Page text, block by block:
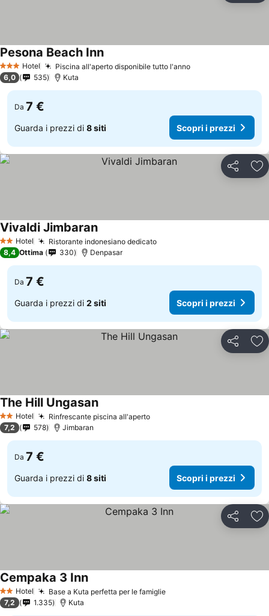
3 StelleHotel Piscina all'aperto disponibile tutto l'annoScopri i prezzi
Pesona Beach InnScopri i prezzi
6,0 535 Kuta
Da 7 €
Guarda i prezzi di 8 siti Scopri i prezzi
Condividi
2 StelleHotel Ristorante indonesiano dedicatoScopri i prezzi
Vivaldi JimbaranScopri i prezzi
8,4 Ottima 330 Denpasar
Da 7 €
Guarda i prezzi di 2 siti Scopri i prezzi
Condividi
2 StelleHotel Rinfrescante piscina all'apertoScopri i prezzi
The Hill UngasanScopri i prezzi
7,2 578 Jimbaran
Da 7 €
Guarda i prezzi di 8 siti Scopri i prezzi
Condividi
2 StelleHotel Base a Kuta perfetta per le famiglieScopri i prezzi
Cempaka 3 InnScopri i prezzi
7,2 1.335 Kuta